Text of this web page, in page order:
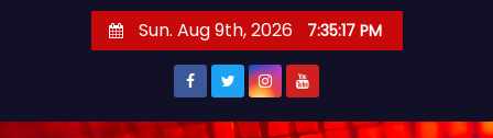
Sun. Aug 9th, 2026 7:35:18 PM